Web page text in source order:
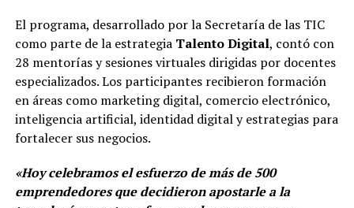
El programa, desarrollado por la Secretaría de las TIC
como parte de la estrategia Talento Digital, contó con
28 mentorías y sesiones virtuales dirigidas por docentes
especializados. Los participantes recibieron formación
en áreas como marketing digital, comercio electrónico,
inteligencia artificial, identidad digital y estrategias para
fortalecer sus negocios.
«Hoy celebramos el esfuerzo de más de 500
emprendedores que decidieron apostarle a la